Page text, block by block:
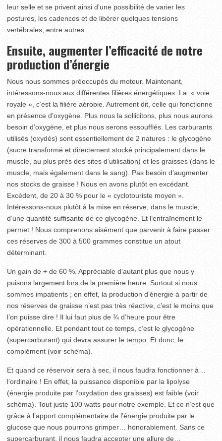
leur selle et se privent ainsi d’une possibilité de varier les
postures, les cadences et de libérer quelques tensions
vertébrales, entre autres.
Ensuite, augmenter l’efficacité de notre
production d’énergie
Nous nous sommes préoccupés du moteur. Maintenant,
intéressons-nous aux différentes filières énergétiques. La « voie
royale », c’est la filière aérobie. Autrement dit, celle qui fonctionne
en présence d’oxygène. Plus nous la sollicitons, plus nous aurons
besoin d’oxygène, et plus nous serons essoufflés. Les carburants
utilisés (oxydés) sont essentiellement de 2 natures : le glycogène
(sucre transformé et directement stocké principalement dans le
muscle, au plus près des sites d’utilisation) et les graisses (dans le
muscle, mais également dans le sang). Pas besoin d’augmenter
nos stocks de graisse ! Nous en avons plutôt en excédant.
Excédent, de 20 à 30 % pour le « cyclotouriste moyen ».
Intéressons-nous plutôt à la mise en réserve, dans le muscle,
d’une quantité suffisante de ce glycogène. Et l’entraînement le
permet ! Nous comprenons aisément que parvenir à faire passer
ces réserves de 300 à 500 grammes constitue un atout
déterminant.
Un gain de + de 60 %. Appréciable d’autant plus que nous y
puisons largement lors de la première heure. Surtout si nous
sommes impatients ; en effet, la production d’énergie à partir de
nos réserves de graisse n’est pas très réactive, c’est le moins que
l’on puisse dire ! Il lui faut plus de ¾ d’heure pour être
opérationnelle. Et pendant tout ce temps, c’est le glycogène
(supercarburant) qui devra assurer le tempo. Et donc, le
complément (voir schéma).
Et quand ce réservoir sera à sec, il nous faudra fonctionner à…
l’ordinaire ! En effet, la puissance disponible par la lipolyse
(énergie produite par l’oxydation des graisses) est faible (voir
schéma). Tout juste 100 watts pour notre exemple. Et ce n’est que
grâce à l’apport complémentaire de l’énergie produite par le
glucose que nous pourrons grimper… honorablement. Sans ce
supercarburant, il nous faudra accepter une allure de…